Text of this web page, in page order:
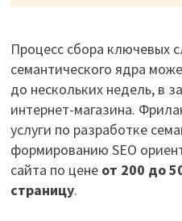
Процесс сбора ключевых
семантического ядра
до нескольких недель, в
интернет-магазина.
услуги по разработке
формированию SEO
сайта по цене от 200 до
страницу.